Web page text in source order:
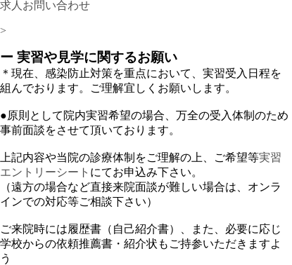
求人お問い合わせ
>
ー 実習や見学に関するお願い
＊現在、感染防止対策を重点において、実習受入日程を
組んでおります。ご理解宜しくお願いします。
●原則として院内実習希望の場合、万全の受入体制のため
事前面談をさせて頂いております。
上記内容や当院の診療体制をご理解の上、ご希望等実習
エントリーシート にてお申込み下さい。
（遠方の場合など直接来院面談が難しい場合は、オンラ
インでの対応等ご相談下さい）
ご来院時には履歴書（自己紹介書）、また、必要に応じ
学校からの依頼推薦書・紹介状もご持参いただきますよ
う